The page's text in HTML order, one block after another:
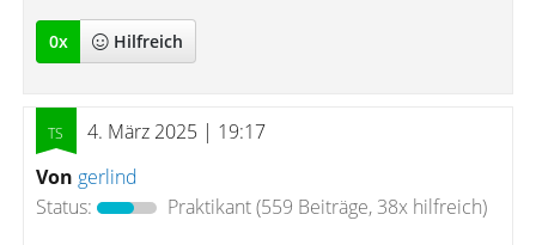
0x Hilfreich
4. März 2025 | 19:17
Von gerlind
Status:
Praktikant(559 Beiträge, 38x hilfreich)